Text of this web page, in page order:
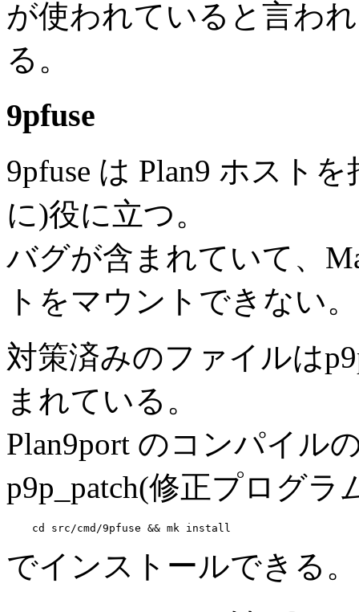
が使われていると言わ
る。
9pfuse
9pfuse は Plan9 ホスト
に)役に立つ。
バグが含まれていて、
トをマウントできない。
対策済みのファイルは
まれている。
Plan9port のコンパイル
p9p_patch(修正プログラ
でインストールできる。